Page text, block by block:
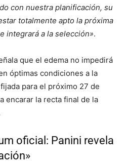
con nuestra planificación, su
totalmente apto la próxima
integrará a la selección».
que el edema no impedirá
óptimas condiciones a la
para el próximo 27 de
encarar la recta final de la
oficial: Panini revela